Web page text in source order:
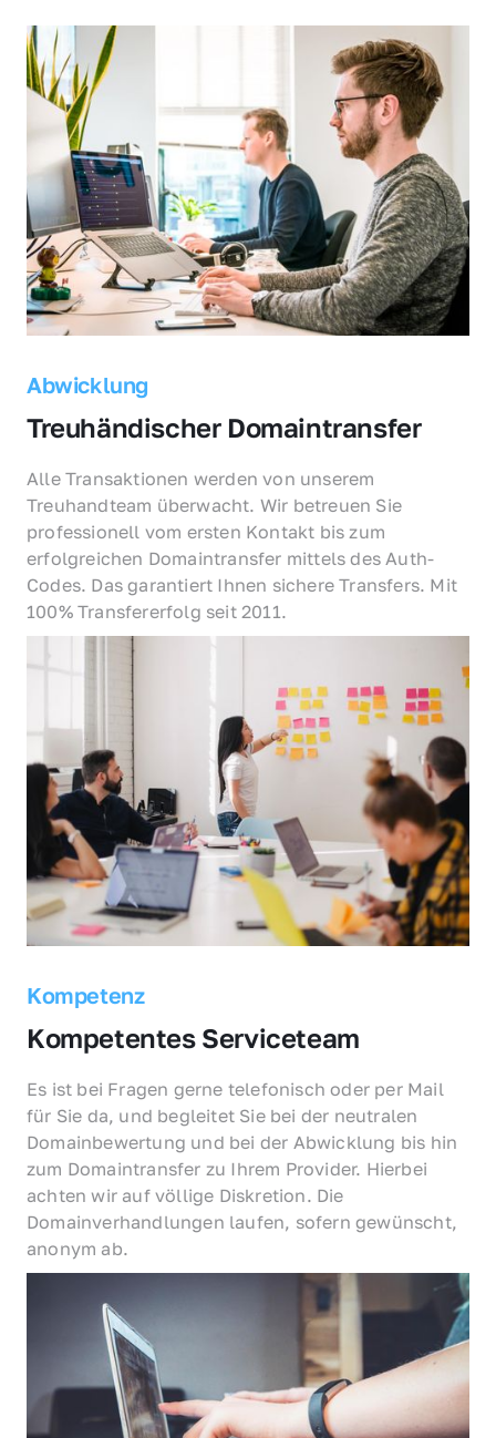
Abwicklung
Treuhändischer Domaintransfer
Alle Transaktionen werden von unserem
Treuhandteam überwacht. Wir betreuen Sie
professionell vom ersten Kontakt bis zum
erfolgreichen Domaintransfer mittels des Auth-
Codes. Das garantiert Ihnen sichere Transfers. Mit
100% Transfererfolg seit 2011.
Kompetenz
Kompetentes Serviceteam
Es ist bei Fragen gerne telefonisch oder per Mail
für Sie da, und begleitet Sie bei der neutralen
Domainbewertung und bei der Abwicklung bis hin
zum Domaintransfer zu Ihrem Provider. Hierbei
achten wir auf völlige Diskretion. Die
Domainverhandlungen laufen, sofern gewünscht,
anonym ab.